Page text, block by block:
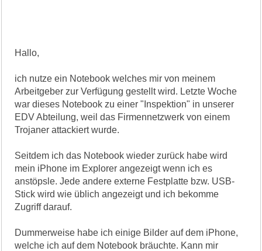
Hallo,
ich nutze ein Notebook welches mir von meinem
Arbeitgeber zur Verfügung gestellt wird. Letzte Woche
war dieses Notebook zu einer "Inspektion" in unserer
EDV Abteilung, weil das Firmennetzwerk von einem
Trojaner attackiert wurde.
Seitdem ich das Notebook wieder zurück habe wird
mein iPhone im Explorer angezeigt wenn ich es
anstöpsle. Jede andere externe Festplatte bzw. USB-
Stick wird wie üblich angezeigt und ich bekomme
Zugriff darauf.
Dummerweise habe ich einige Bilder auf dem iPhone,
welche ich auf dem Notebook bräuchte. Kann mir